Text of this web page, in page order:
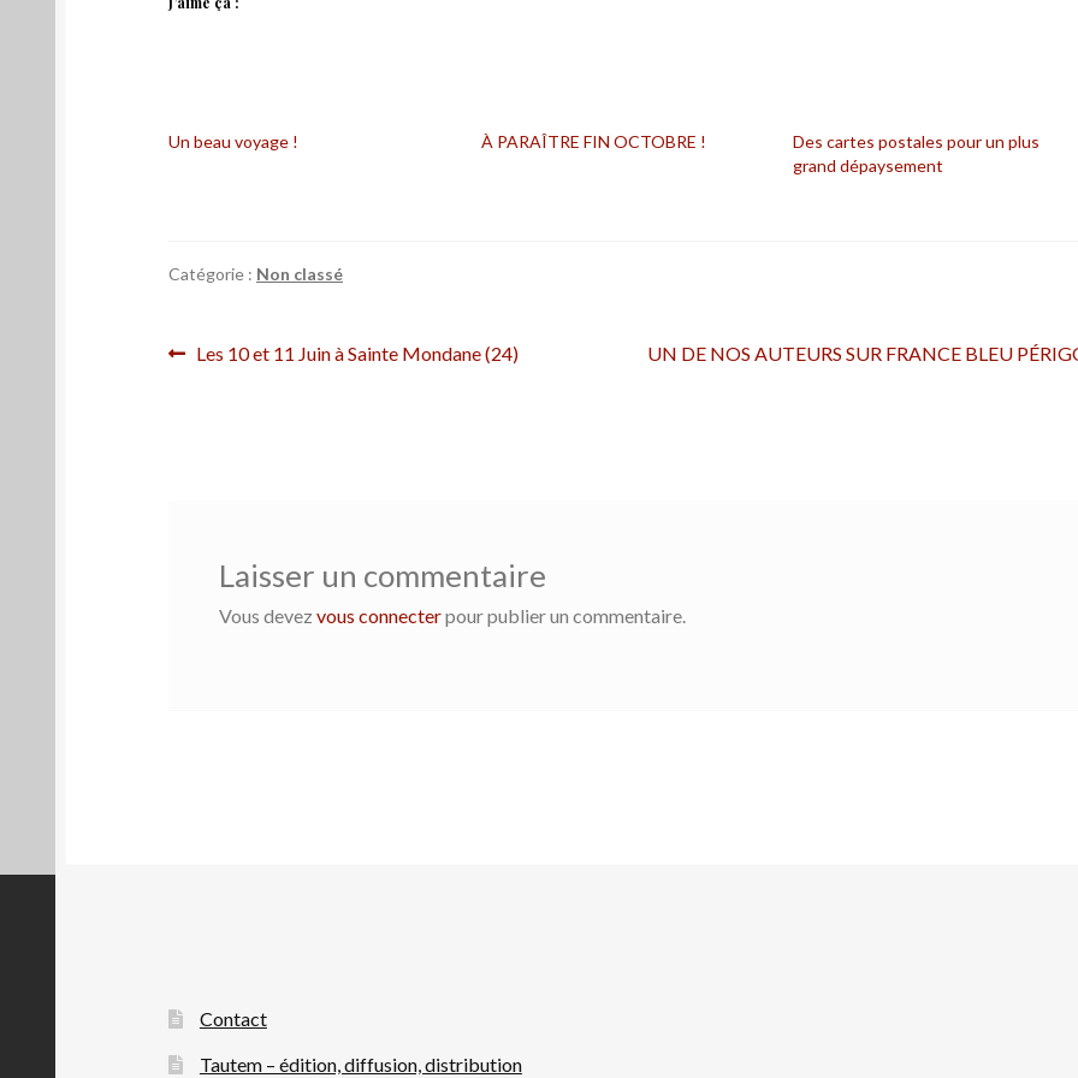
Un beau voyage ! À PARAÎTRE FIN OCTOBRE !
Des cartes postales pour un plus
grand dépaysement
Catégorie : Non classé
Navigation
Article
Les 10 et 11 Juin à Sainte Mondane (24)
Article
UN DE NOS AUTEURS SUR FRANCE BLEU
Laisser un commentaire
Vous devez vous connecterpour publier un commentaire.
Contact
Tautem – édition, diffusion, distribution